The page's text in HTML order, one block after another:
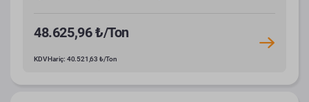
48.625,96 ₺/Ton
KDV Hariç: 40.521,63 ₺/Ton